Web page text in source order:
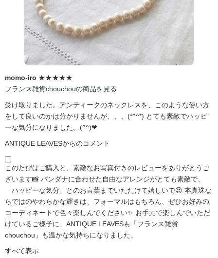
momo-iro ★★★★★
フランス雑貨chouchouの商品を見る
受け取りました。アンティークのネックレスを、このような使い方
をして良いのかは分かりませんが、、、(*^^*) とても素敵でハッピ
ーな気分になりました。(^^)❤
ANTIQUE LEAVESからのコメント
このたびはご購入と、素敵なお写真付きのレビューをありがとうご
ざいます📸 バンダナに合わせた自由なアレンジがとても素敵で、
「ハッピーな気分」とのお言葉までいただけて嬉しいで😍 本真珠な
らではのやわらかな輝きは、フォーマルはもちろん、ぜひお好みの
コーディネートで色々楽しんでください✨ お手元で楽しんでいただ
けているご様子に、ANTIQUE LEAVESも「フランス雑貨
chouchou」も温かな気持ちになりました。
すべて表示